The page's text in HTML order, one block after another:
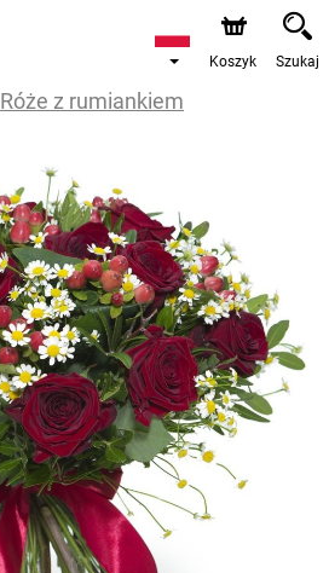
Koszyk Szukaj
Róże z rumiankiem